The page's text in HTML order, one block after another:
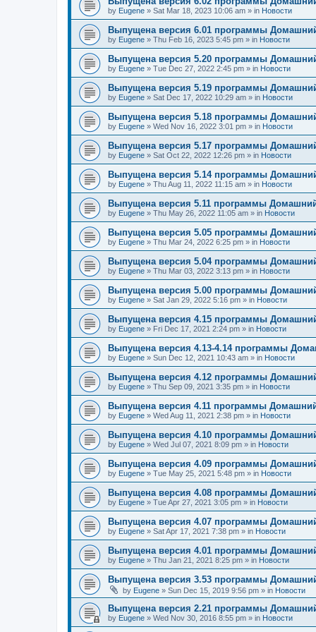
by Eugene » Sat Mar 18, 2023 10:06 am » in Новости
Выпущена версия 6.01 программы
by Eugene » Thu Feb 16, 2023 5:45 pm » in Новости
Выпущена версия 5.20 программы
by Eugene » Tue Dec 27, 2022 2:45 pm » in Новости
Выпущена версия 5.19 программы
by Eugene » Sat Dec 17, 2022 10:29 am » in Новости
Выпущена версия 5.18 программы
by Eugene » Wed Nov 16, 2022 3:01 pm » in Новости
Выпущена версия 5.17 программы
by Eugene » Sat Oct 22, 2022 12:26 pm » in Новости
Выпущена версия 5.14 программы
by Eugene » Thu Aug 11, 2022 11:15 am » in Новости
Выпущена версия 5.11 программы
by Eugene » Thu May 26, 2022 11:05 am » in Новости
Выпущена версия 5.05 программы
by Eugene » Thu Mar 24, 2022 6:25 pm » in Новости
Выпущена версия 5.04 программы
by Eugene » Thu Mar 03, 2022 3:13 pm » in Новости
Выпущена версия 5.00 программы
by Eugene » Sat Jan 29, 2022 5:16 pm » in Новости
Выпущена версия 4.15 программы
by Eugene » Fri Dec 17, 2021 2:24 pm » in Новости
Выпущена версия 4.13-4.14 программы
by Eugene » Sun Dec 12, 2021 10:43 am » in Новости
Выпущена версия 4.12 программы
by Eugene » Thu Sep 09, 2021 3:35 pm » in Новости
Выпущена версия 4.11 программы
by Eugene » Wed Aug 11, 2021 2:38 pm » in Новости
Выпущена версия 4.10 программы
by Eugene » Wed Jul 07, 2021 8:09 pm » in Новости
Выпущена версия 4.09 программы
by Eugene » Tue May 25, 2021 5:48 pm » in Новости
Выпущена версия 4.08 программы
by Eugene » Tue Apr 27, 2021 3:05 pm » in Новости
Выпущена версия 4.07 программы
by Eugene » Sat Apr 17, 2021 7:38 pm » in Новости
Выпущена версия 4.01 программы
by Eugene » Thu Jan 21, 2021 8:25 pm » in Новости
Выпущена версия 3.53 программы
by Eugene » Sun Dec 15, 2019 9:56 pm » in Новости
Выпущена версия 2.21 программы
by Eugene » Wed Nov 30, 2016 8:55 pm » in Новости